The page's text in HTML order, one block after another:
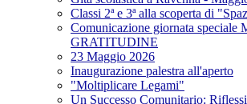
Classi 2ª e 3ª alla scoperta di
Comunicazione giornata speciale
GRATITUDINE
23 Maggio 2026
Inaugurazione palestra all'aperto
"Moltiplicare Legami"
Un Successo Comunitario: